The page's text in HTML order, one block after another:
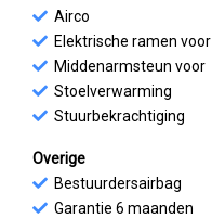
Airco
Elektrische ramen voor
Middenarmsteun voor
Stoelverwarming
Stuurbekrachtiging
Overige
Bestuurdersairbag
Garantie 6 maanden